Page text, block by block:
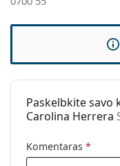
Lytis:
Prekės ženklas:
Kodas:
Paskelbkite savo
Carolina Herrera
Komentaras *